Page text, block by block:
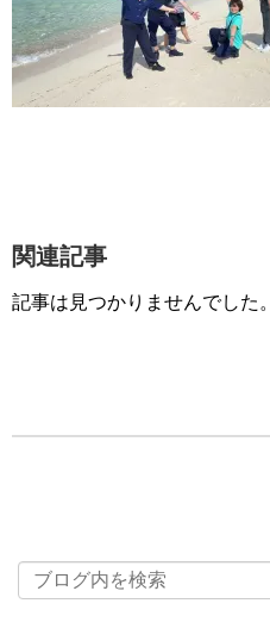
関連記事
記事は見つかりませんでした。